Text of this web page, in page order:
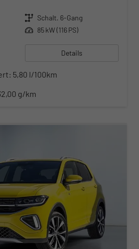
Getriebe Schalt. 6-Gang
Leistung 85 kW (116 PS)
Details
5,80 l/100km
g/km